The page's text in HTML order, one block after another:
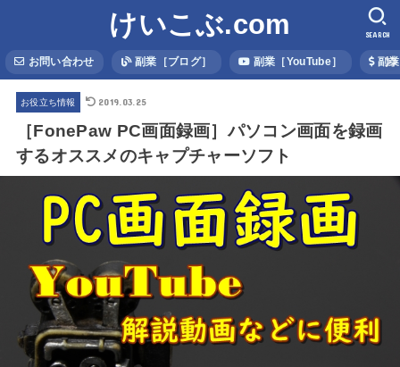
けいこぶ.com
お問い合わせ 副業［ブログ］ 副業［YouTube］ 副業
SEARCH
お役立ち情報 2019.03.25
［FonePaw PC画面録画］パソコン画面を録画
するオススメのキャプチャーソフト